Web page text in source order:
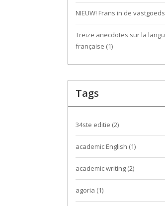
NIEUW! Frans in de
Treize anecdotes sur la
française (1)
Tags
34ste editie (2)
academic English (1)
academic writing (2)
agoria (1)